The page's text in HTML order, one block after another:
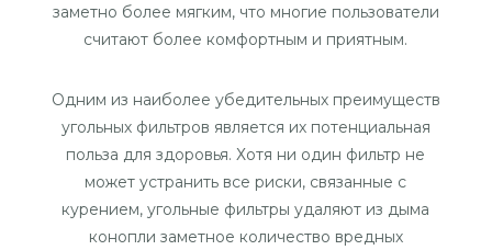
заметно более мягким, что многие пользователи
считают более комфортным и приятным.
Одним из наиболее убедительных преимуществ
угольных фильтров является их потенциальная
польза для здоровья. Хотя ни один фильтр не
может устранить все риски, связанные с
курением, угольные фильтры удаляют из дыма
конопли заметное количество вредных